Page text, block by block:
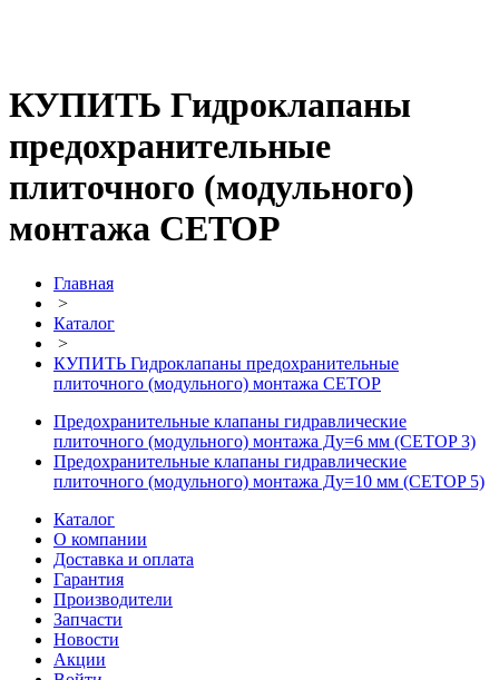
КУПИТЬ Гидроклапаны
предохранительные
плиточного (модульного)
монтажа CETOP
Главная
>
Каталог
>
КУПИТЬ Гидроклапаны предохранительные
плиточного (модульного) монтажа CETOP
Предохранительные клапаны гидравлические
плиточного (модульного) монтажа Ду=6 мм (CETOP 3)
Предохранительные клапаны гидравлические
плиточного (модульного) монтажа Ду=10 мм (CETOP 5)
Каталог
О компании
Доставка и оплата
Гарантия
Производители
Запчасти
Новости
Акции